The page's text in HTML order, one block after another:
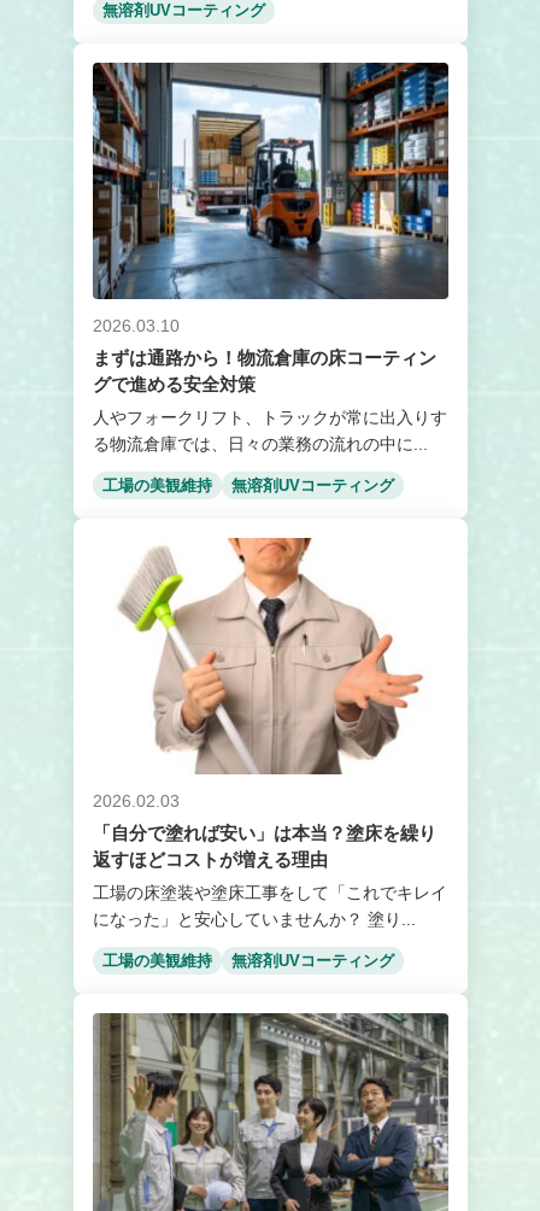
無溶剤UVコーティング
2026.03.10
まずは通路から！物流倉庫の床コーティン
グで進める安全対策
人やフォークリフト、トラックが常に出入りす
る物流倉庫では、日々の業務の流れの中に...
工場の美観維持 無溶剤UVコーティング
2026.02.03
「自分で塗れば安い」は本当？塗床を繰り
返すほどコストが増える理由
工場の床塗装や塗床工事をして「これでキレイ
になった」と安心していませんか？ 塗り...
工場の美観維持 無溶剤UVコーティング